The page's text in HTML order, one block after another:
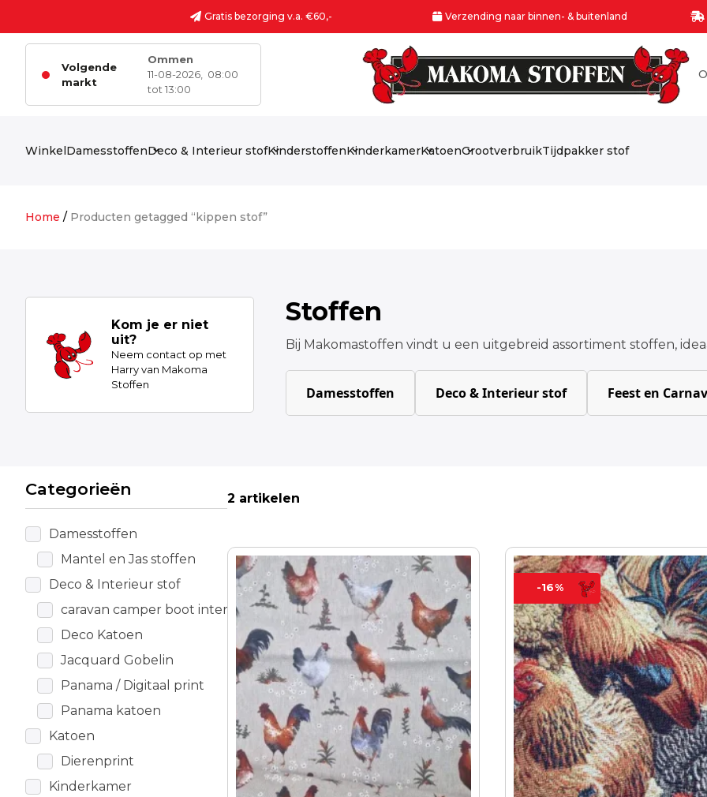
Gratis bezorging v.a. €60,- Verzending naar binnen- & buitenland
Volgende
markt
Ommen
11-08-2026,
08:00
tot 13:00
WinkelDamesstoffenDeco & Interieur stofKinderstoffenKinderkamerKatoenGrootverbruikTijdpakker stof
Home / Producten getagged “kippen stof”
Kom je er niet
uit?
Neem contact op met
Harry van Makoma
Stoffen
Stoffen
Bij Makomastoffen vindt u een uitgebreid assortiment stoffen,
Damesstoffen Deco & Interieur stof Feest en
Categorieën
Damesstoffen
Mantel en Jas stoffen
Deco & Interieur stof
caravan camper boot interieur
Deco Katoen
Jacquard Gobelin
Panama / Digitaal print
Panama katoen
Katoen
Dierenprint
Kinderkamer
2 artikelen
-16%